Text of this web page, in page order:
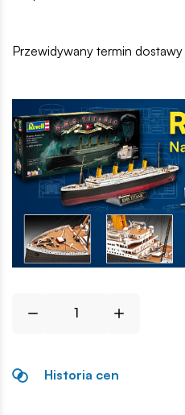
Przewidywany termin dostawy
Historia cen